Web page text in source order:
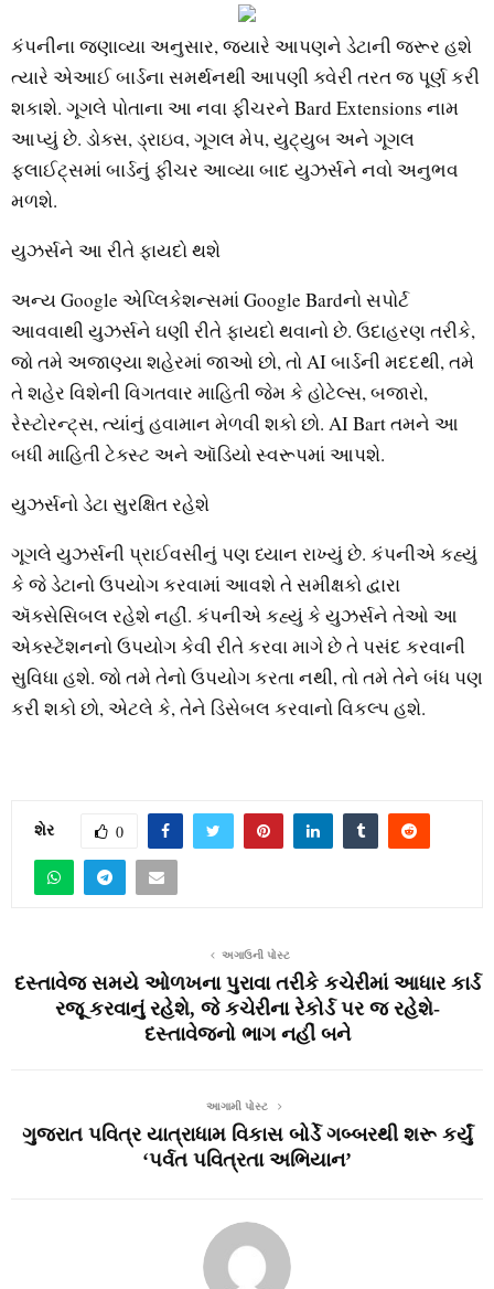
કંપનીના જણાવ્યા અનુસાર, જ્યારે આપણને ડેટાની જરૂર હશે
ત્યારે એઆઈ બાર્ડના સમર્થનથી આપણી ક્વેરી તરત જ પૂર્ણ કરી
શકાશે. ગૂગલે પોતાના આ નવા ફીચરને Bard Extensions નામ
આપ્યું છે. ડોક્સ, ડ્રાઇવ, ગૂગલ મેપ, યુટ્યુબ અને ગૂગલ
ફ્લાઈટ્સમાં બાર્ડનું ફીચર આવ્યા બાદ યુઝર્સને નવો અનુભવ
મળશે.
યુઝર્સને આ રીતે ફાયદો થશે
અન્ય Google એપ્લિકેશન્સમાં Google Bardનો સપોર્ટ
આવવાથી યુઝર્સને ઘણી રીતે ફાયદો થવાનો છે. ઉદાહરણ તરીકે,
જો તમે અજાણ્યા શહેરમાં જાઓ છો, તો AI બાર્ડની મદદથી, તમે
તે શહેર વિશેની વિગતવાર માહિતી જેમ કે હોટેલ્સ, બજારો,
રેસ્ટોરન્ટ્સ, ત્યાંનું હવામાન મેળવી શકો છો. AI Bart તમને આ
બધી માહિતી ટેક્સ્ટ અને ઑડિયો સ્વરૂપમાં આપશે.
યુઝર્સનો ડેટા સુરક્ષિત રહેશે
ગૂગલે યુઝર્સની પ્રાઈવસીનું પણ ધ્યાન રાખ્યું છે. કંપનીએ કહ્યું
કે જે ડેટાનો ઉપયોગ કરવામાં આવશે તે સમીક્ષકો દ્વારા
ઍક્સેસિબલ રહેશે નહીં. કંપનીએ કહ્યું કે યુઝર્સને તેઓ આ
એક્સ્ટેંશનનો ઉપયોગ કેવી રીતે કરવા માગે છે તે પસંદ કરવાની
સુવિધા હશે. જો તમે તેનો ઉપયોગ કરતા નથી, તો તમે તેને બંધ પણ
કરી શકો છો, એટલે કે, તેને ડિસેબલ કરવાનો વિકલ્પ હશે.
શેર 0
અગાઉની પોસ્ટ
દસ્તાવેજ સમયે ઓળખના પુરાવા તરીકે કચેરીમાં આધાર કાર્ડ
રજૂ કરવાનું રહેશે, જે કચેરીના રેકોર્ડ પર જ રહેશે-
દસ્તાવેજનો ભાગ નહીં બને
આગામી પોસ્ટ
ગુજરાત પવિત્ર યાત્રાધામ વિકાસ બોર્ડે ગબ્બરથી શરૂ કર્યું
‘પર્વત પવિત્રતા અભિયાન’